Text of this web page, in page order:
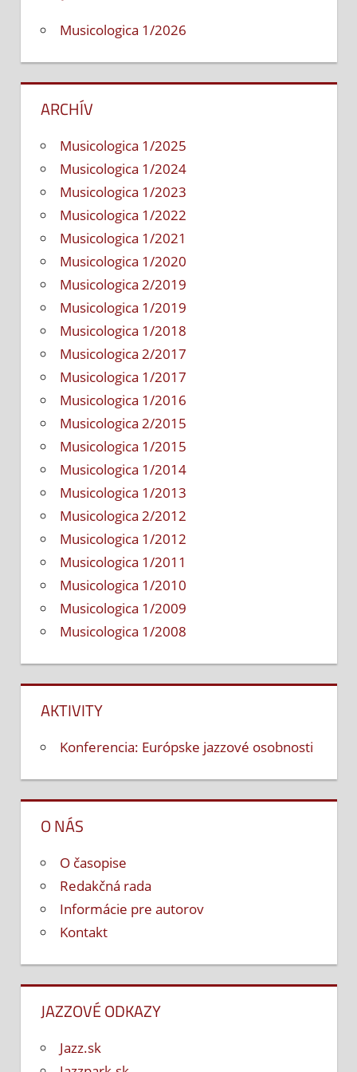
Musicologica 1/2026
ARCHÍV
Musicologica 1/2025
Musicologica 1/2024
Musicologica 1/2023
Musicologica 1/2022
Musicologica 1/2021
Musicologica 1/2020
Musicologica 2/2019
Musicologica 1/2019
Musicologica 1/2018
Musicologica 2/2017
Musicologica 1/2017
Musicologica 1/2016
Musicologica 2/2015
Musicologica 1/2015
Musicologica 1/2014
Musicologica 1/2013
Musicologica 2/2012
Musicologica 1/2012
Musicologica 1/2011
Musicologica 1/2010
Musicologica 1/2009
Musicologica 1/2008
AKTIVITY
Konferencia: Európske jazzové osobnosti
O NÁS
O časopise
Redakčná rada
Informácie pre autorov
Kontakt
JAZZOVÉ ODKAZY
Jazz.sk